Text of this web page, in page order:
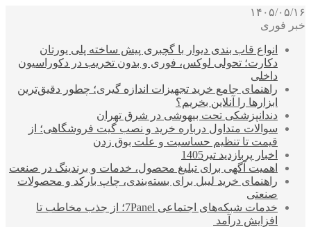
۱۴۰۵/۰۵/۱۶
خبر فوری
انواع قاب بندی دیوار با گچبری پیش ساخته پلی یورتان
دکارت؛ تحولی لوکس، فوری و بدون تخریب در دکوراسیون
داخلی
راهنمای جامع خرید تجهیزات اندازه گیری؛ چطور دقیق‌ترین
ابزارها را آنلاین بخریم؟
دندانپزشکی تحت بیهوشی در شرق تهران
سوالات متداول درباره خرید و نصب گیت فروشگاهی؛ از
قیمت تا تنظیم حساسیت و علت بوق زدن
اخبار پربازدید تیر1405
اهمیت آگهی برای تبلیغ محصول، خدمات و برندینگ در صنعت
راهنمای خرید لیبل برای بسته‌بندی، چاپ بارکد و محصولات
صنعتی
خدمات شبکه‌های اجتماعی 7Panel؛ از جذب مخاطب تا
افزایش درآمد